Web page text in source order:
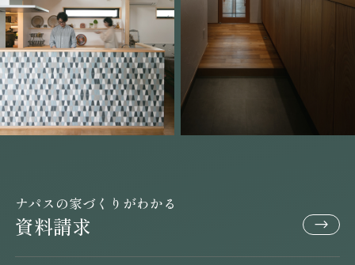
ナパスの家づくりがわかる
資料請求